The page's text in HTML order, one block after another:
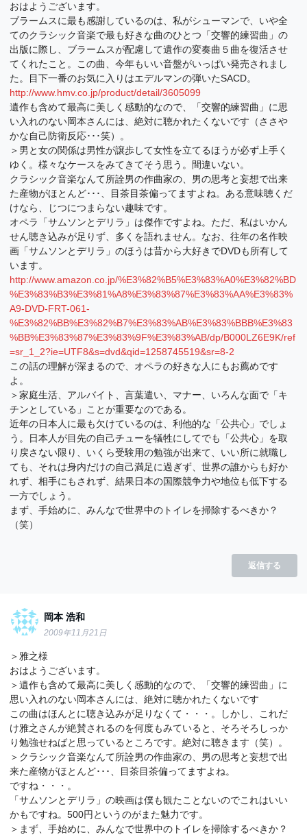
おはようございます。
ブラームスに最も感謝しているのは、私がシューマンで、いや全
てのクラシック音楽で最も好きな曲のひとつ「交響的練習曲」の
出版に際し、ブラームスが配慮して遺作の変奏曲５曲を復活させ
てくれたこと。この曲、今年もいい音盤がいっぱい発売されまし
た。目下一番のお気に入りはエデルマンの弾いたSACD。
http://www.hmv.co.jp/product/detail/3605099
遺作も含めて最高に美しく感動的なので、「交響的練習曲」に思
い入れのない岡本さんには、絶対に聴かれたくないです（ささや
かな自己防衛反応･･･笑）。
＞男と女の関係は男性が譲歩して女性を立てるほうが必ず上手く
ゆく。様々なケースをみてきてそう思う。間違いない。
クラシック音楽なんて所詮男の作曲家の、男の思考と妄想で出来
た産物がほとんど･･･、目茶目茶偏ってますよね。ある意味聴くだ
けなら、じつにつまらない趣味です。
オペラ「サムソンとデリラ」は傑作ですよね。ただ、私はいかん
せん聴き込みが足りず、多くを語れません。なお、往年の名作映
画「サムソンとデリラ」のほうは昔から大好きでDVDも所有して
います。
http://www.amazon.co.jp/%E3%82%B5%E3%83%A0%E3%82%BD
%E3%83%B3%E3%81%A8%E3%83%87%E3%83%AA%E3%83%
A9-DVD-FRT-061-
%E3%82%BB%E3%82%B7%E3%83%AB%E3%83%BBB%E3%83
%BB%E3%83%87%E3%83%9F%E3%83%AB/dp/B000LZ6E9K/ref
=sr_1_2?ie=UTF8&s=dvd&qid=1258745519&sr=8-2
この話の理解が深まるので、オペラの好きな人にもお薦めです
よ。
＞家庭生活、アルバイト、言葉遣い、マナー、いろんな面で「キ
チンとしている」ことが重要なのである。
近年の日本人に最も欠けているのは、利他的な「公共心」でしょ
う。日本人が目先の自己チューを犠牲にしてでも「公共心」を取
り戻さない限り、いくら受験用の勉強が出来て、いい所に就職し
ても、それは身内だけの自己満足に過ぎず、世界の誰からも好か
れず、相手にもされず、結果日本の国際競争力や地位も低下する
一方でしょう。
まず、手始めに、みんなで世界中のトイレを掃除するべきか？
（笑）
返信する
岡本 浩和
2009年11月21日
＞雅之様
おはようございます。
＞遺作も含めて最高に美しく感動的なので、「交響的練習曲」に
思い入れのない岡本さんには、絶対に聴かれたくないです
この曲はほんとに聴き込みが足りなくて・・・。しかし、これだ
け雅之さんが絶賛されるのを何度もみていると、そろそろしっか
り勉強せねばと思っているところです。絶対に聴きます（笑）。
＞クラシック音楽なんて所詮男の作曲家の、男の思考と妄想で出
来た産物がほとんど･･･、目茶目茶偏ってますよね。
ですね・・・。
「サムソンとデリラ」の映画は僕も観たことないのでこれはいい
かもですね。500円というのがまた魅力です。
＞まず、手始めに、みんなで世界中のトイレを掃除するべきか？